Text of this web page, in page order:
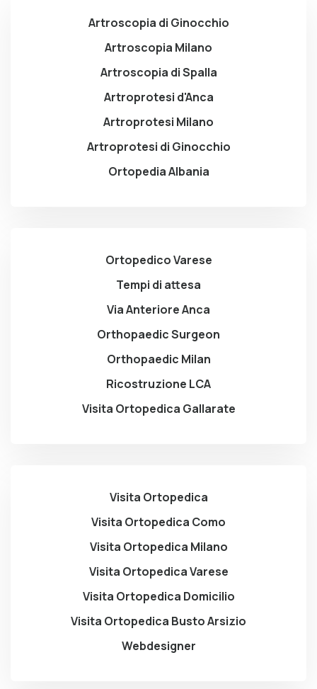
Artroscopia di Ginocchio
Artroscopia Milano
Artroscopia di Spalla
Artroprotesi d'Anca
Artroprotesi Milano
Artroprotesi di Ginocchio
Ortopedia Albania
Ortopedico Varese
Tempi di attesa
Via Anteriore Anca
Orthopaedic Surgeon
Orthopaedic Milan
Ricostruzione LCA
Visita Ortopedica Gallarate
Visita Ortopedica
Visita Ortopedica Como
Visita Ortopedica Milano
Visita Ortopedica Varese
Visita Ortopedica Domicilio
Visita Ortopedica Busto Arsizio
Webdesigner